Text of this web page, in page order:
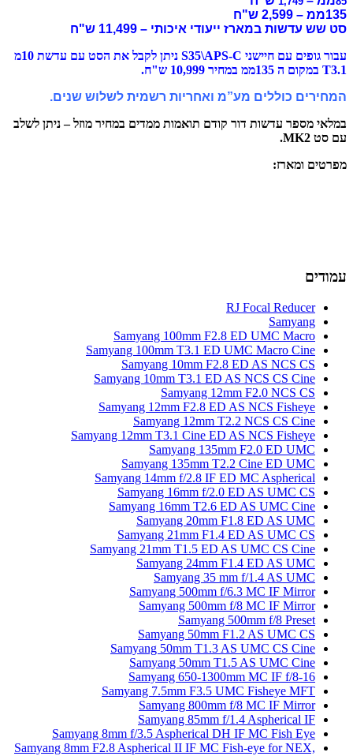
– 11,499 ש"ח
עבור גופים עם חיישני S35\APS-C ניתן לקבל את הסט עם עדשת 10מ
רשמית לשלוש שנים.
ממדים במחיר מוזל – ניתן לשלב
Samyang
Samyang 100mm
Samyang
Samyang 10mm
Samyang 12mm
Samyang
Samyang 12mm T3.1
Samyang
Samyang
Samyang 14mm f/
Samyang
Samyang 16mm
Samyang
Samyang
Samyang 21mm T1.5
Samyang
Samyang
Samyang
Samyang
Samyang
Samyang 50mm
Samyang
Samyang 650-
Samyang 7.5mm
Samyang
Samyang
Samyang 8mm f/3.5
Samyang 8mm F2.8 Aspherical II IF